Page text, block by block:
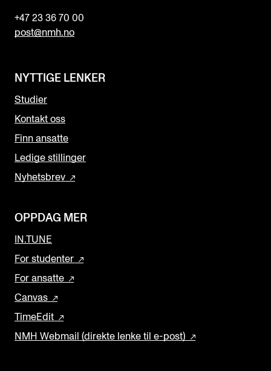
+47 23 36 70 00
post@nmh.no
NYTTIGE LENKER
Studier
Kontakt oss
Finn ansatte
Ledige stillinger
Nyhetsbrev
OPPDAG MER
IN.TUNE
For studenter
For ansatte
Canvas
TimeEdit
NMH Webmail (direkte lenke til e-post)